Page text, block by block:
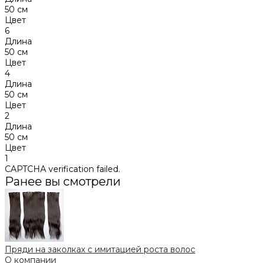
50 см
Цвет
6
Длина
50 см
Цвет
4
Длина
50 см
Цвет
2
Длина
50 см
Цвет
1
CAPTCHA verification failed.
Ранее вы смотрели
Пряди на заколках с имитацией роста волос
О компании